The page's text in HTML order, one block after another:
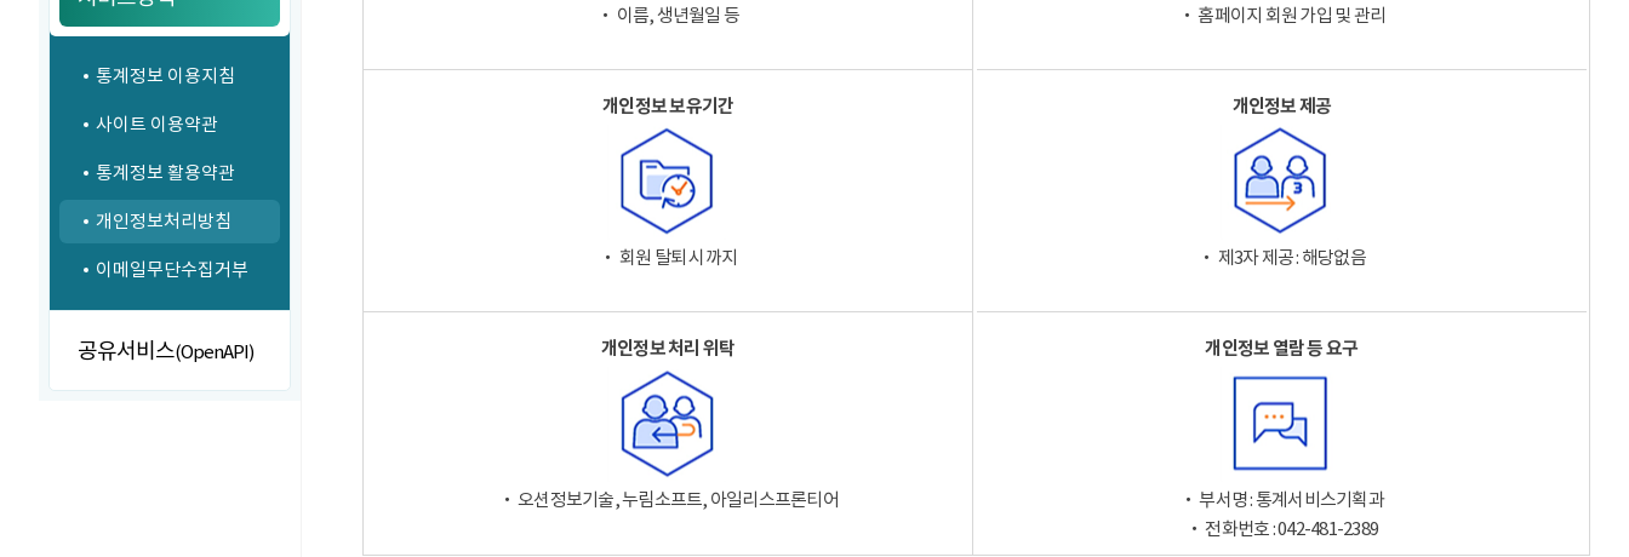
통계정보 이용지침
사이트 이용약관
통계정보 활용약관
개인정보처리방침
이메일무단수집거부
공유서비스(OpenAPI)
‧ 이름, 생년월일 등 ‧ 홈페이지 회원 가입 및 관리
개인정보 보유기간
‧ 회원 탈퇴 시까지
개인정보 제공
‧ 제3자 제공 : 해당없음
개인정보 처리 위탁
‧ 오션정보기술, 누림소프트, 아일리스프론티어
개인정보 열람 등 요구
‧ 부서명 : 통계서비스기획과
‧ 전화번호 : 042-481-2389